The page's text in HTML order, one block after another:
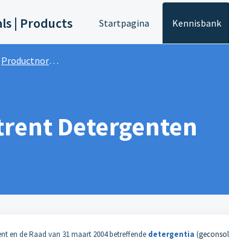
| Products Startpagina Kennisbank
Productnormen
Detergenten
en de Raad van 31 maart 2004 betreffende detergentia (